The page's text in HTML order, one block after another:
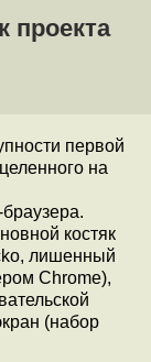
проекта
первой
на
костяк
лишенный
Chrome),
(набор